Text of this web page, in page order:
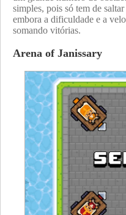
simples, pois só tem de
embora a dificuldade e a
somando vitórias.
Arena of Janissary